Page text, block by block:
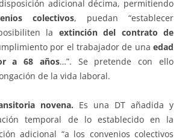
adicional décima, permitiendo
colectivos, puedan “establecer
la extinción del contrato de
por el trabajador de una edad
a 68 años…”. Se pretende con ello
de la vida laboral.
novena. Es una DT añadida y
temporal de lo establecido en la
adicional “a los convenios colectivos